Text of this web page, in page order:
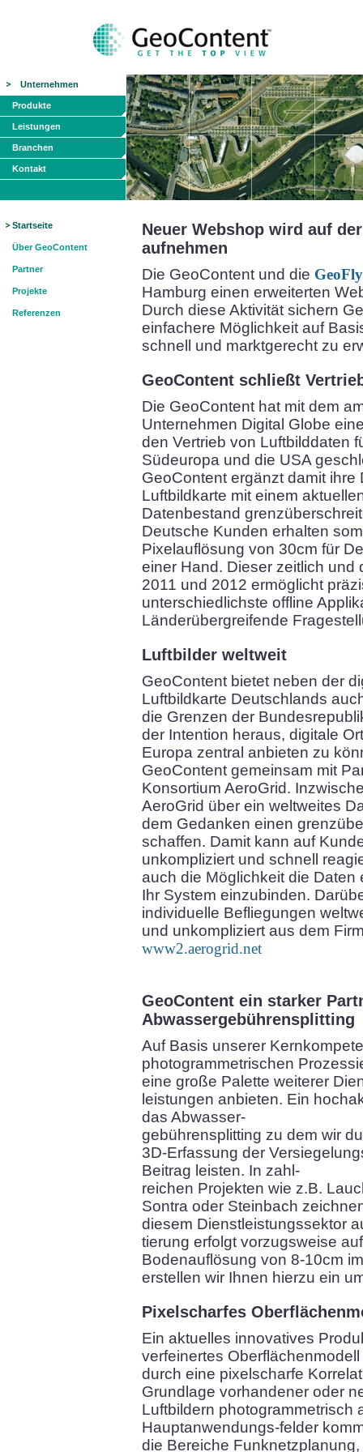
Unternehmen
Produkte
Leistungen
Branchen
Kontakt
Startseite
Über GeoContent
Partner
Projekte
Referenzen
Neuer Webshop wird auf
aufnehmen
Die GeoContent und die GeoFly
Hamburg einen erweiterten
Durch diese Aktivität sichern
einfachere Möglichkeit auf
schnell und marktgerecht zu
GeoContent schließt
Die GeoContent hat mit dem
Unternehmen Digital Globe
den Vertrieb von Luftbilddaten
Südeuropa und die USA
GeoContent ergänzt damit ihre
Luftbildkarte mit einem
Datenbestand
Deutsche Kunden erhalten
Pixelauflösung von 30cm für
einer Hand. Dieser zeitlich
2011 und 2012 ermöglicht
unterschiedlichste offline
Länderübergreifende
Luftbilder weltweit
GeoContent bietet neben der
Luftbildkarte Deutschlands
die Grenzen der
der Intention heraus, digitale
Europa zentral anbieten zu
GeoContent gemeinsam mit
Konsortium AeroGrid.
AeroGrid über ein weltweites
dem Gedanken einen
schaffen. Damit kann auf
unkompliziert und schnell
auch die Möglichkeit die
Ihr System einzubinden.
individuelle Befliegungen
und unkompliziert aus dem
www2.aerogrid.net
GeoContent ein starker
Abwassergebührensplitting
Auf Basis unserer
photogrammetrischen
eine große Palette weiterer
leistungen anbieten. Ein
das Abwasser-
gebührensplitting zu dem wir
3D-Erfassung der
Beitrag leisten. In zahl-
reichen Projekten wie z.B.
Sontra oder Steinbach
diesem Dienstleistungssektor
tierung erfolgt vorzugsweise
Bodenauflösung von 8-10cm
erstellen wir Ihnen hierzu ein
Pixelscharfes
Ein aktuelles innovatives
verfeinertes
durch eine pixelscharfe
Grundlage vorhandener oder
Luftbildern photogrammetrisch
Hauptanwendungs-felder
die Bereiche